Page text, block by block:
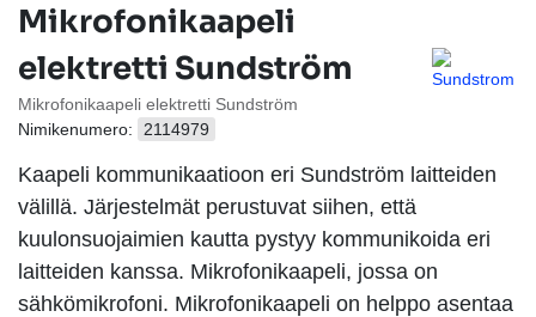
Mikrofonikaapeli
elektretti Sundström
Mikrofonikaapeli elektretti Sundström
Nimikenumero:
2114979
Kaapeli kommunikaatioon eri Sundström laitteiden
välillä. Järjestelmät perustuvat siihen, että
kuulonsuojaimien kautta pystyy kommunikoida eri
laitteiden kanssa. Mikrofonikaapeli, jossa on
sähkömikrofoni. Mikrofonikaapeli on helppo asentaa